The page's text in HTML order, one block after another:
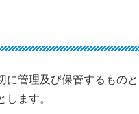
に管理及び保管するものと
ます。